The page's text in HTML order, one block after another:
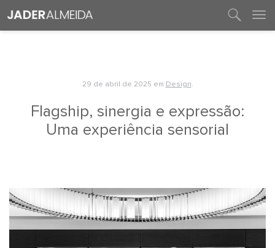
29 de abril de 2025 em Design.
Flagship, sinergia e expressão:
Uma experiência sensorial